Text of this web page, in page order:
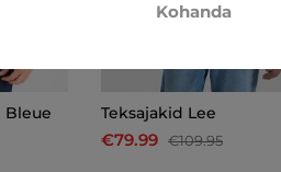
Bleue
Teksajakid Lee
€79.99 €109.95
Kohanda